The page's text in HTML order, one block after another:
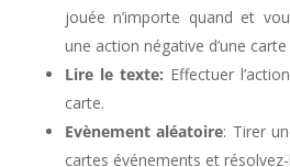
jouée n’importe quand et
une action négative d’une
Lire le texte: Effectuer
carte.
Evènement aléatoire: Tirer
cartes événements et résolvez-